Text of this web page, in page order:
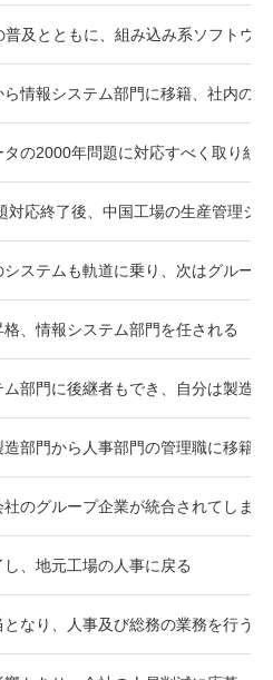
普及とともに、組み込み系ソフトウ
ら情報システム部門に移籍、社内の
タの2000年問題に対応すべく取り組む
対応終了後、中国工場の生産管理シ
システムも軌道に乗り、次はグルー
、情報システム部門を任される
ム部門に後継者もでき、自分は製造
造部門から人事部門の管理職に移籍
社のグループ企業が統合されてしま
し、地元工場の人事に戻る
なり、人事及び総務の業務を行う